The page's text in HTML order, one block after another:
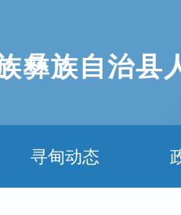
彝族自治县
寻甸动态